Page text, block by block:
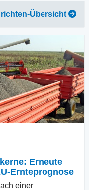
Übersicht
Erneute
Ernteprognose
einer